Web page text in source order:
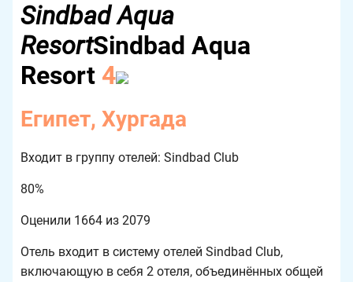
Sindbad Aqua
ResortSindbad Aqua
Resort 4
Египет, Хургада
Входит в группу отелей: Sindbad Club
80%
Оценили 1664 из 2079
Отель входит в систему отелей Sindbad Club,
включающую в себя 2 отеля, объединённых общей